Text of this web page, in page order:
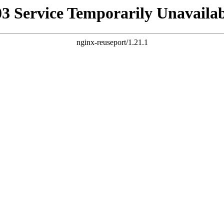
Service Temporarily
nginx-reuseport/1.21.1